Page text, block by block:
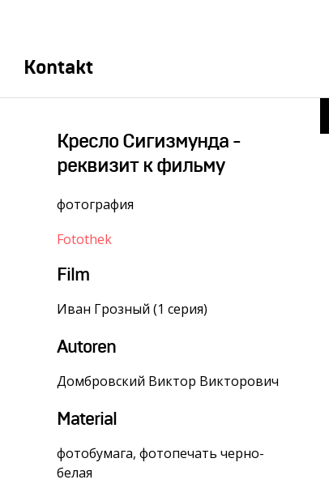
Kontakt
Кресло Сигизмунда -
реквизит к фильму
фотография
Fotothek
Film
Иван Грозный (1 серия)
Autoren
Домбровский Виктор Викторович
Material
фотобумага, фотопечать черно-
белая